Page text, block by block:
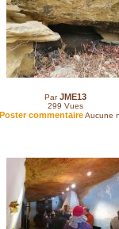
ParJME13
299 Vues
Poster commentaireAucune